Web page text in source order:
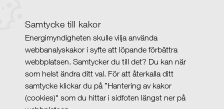
Samtycke till kakor
Energimyndigheten skulle vilja använda
webbanalyskakor i syfte att löpande förbättra
webbplatsen. Samtycker du till det? Du kan när
som helst ändra ditt val. För att återkalla ditt
samtycke klickar du på ”Hantering av kakor
(cookies)" som du hittar i sidfoten längst ner på